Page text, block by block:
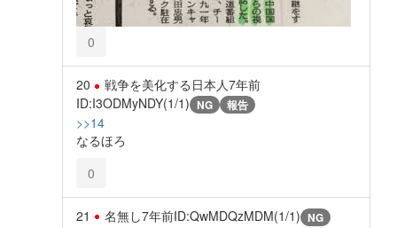
0
20 戦争を美化する日本人7年前
ID:I3ODMyNDY(1/1) NG 報告
>>14
なるほろ
0
21 名無し7年前ID:QwMDQzMDM(1/1) NG